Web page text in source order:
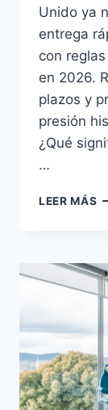
Unido ya
entrega
con
en 2026.
plazos y
presión
¿Qué
…
LEER MÁS
Y